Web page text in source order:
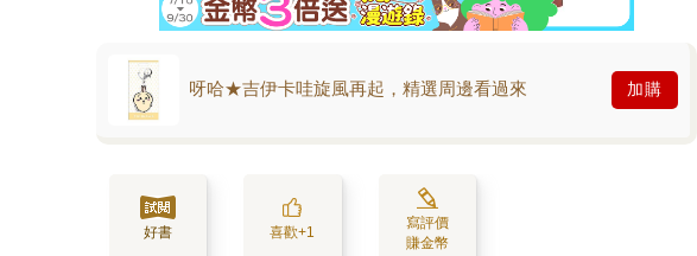
呀哈★吉伊卡哇旋風再起，精選周邊看過來 加購
好書 喜歡+1
寫評價
賺金幣